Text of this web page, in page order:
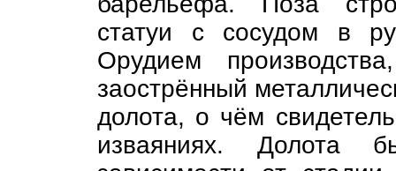
статуи с сосудом в
Орудием
заострённый
долота, о чём
изваяниях. Долота